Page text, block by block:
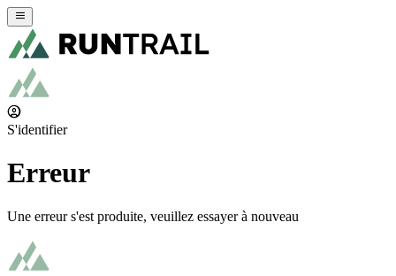
S'identifier
Erreur
Une erreur s'est produite, veuillez essayer à nouveau